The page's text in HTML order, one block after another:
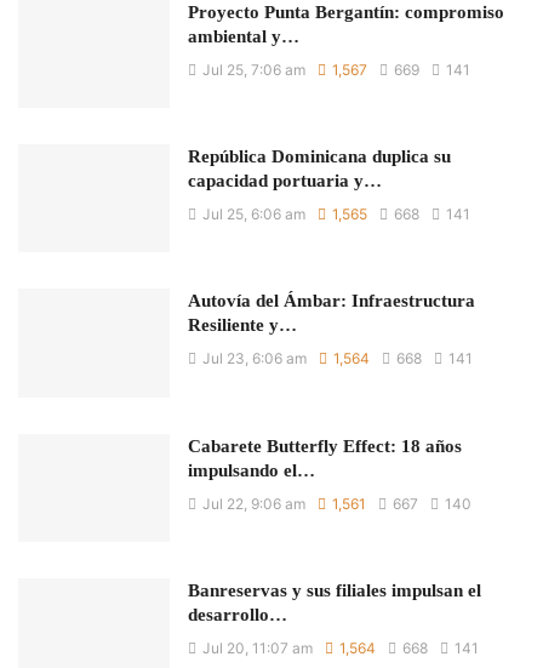
Proyecto Punta Bergantín: compromiso
ambiental y…
Jul 25, 7:06 am 1,567 669 141
República Dominicana duplica su
capacidad portuaria y…
Jul 25, 6:06 am 1,565 668 141
Autovía del Ámbar: Infraestructura
Resiliente y…
Jul 23, 6:06 am 1,564 668 141
Cabarete Butterfly Effect: 18 años
impulsando el…
Jul 22, 9:06 am 1,561 667 140
Banreservas y sus filiales impulsan el
desarrollo…
Jul 20, 11:07 am 1,564 668 141